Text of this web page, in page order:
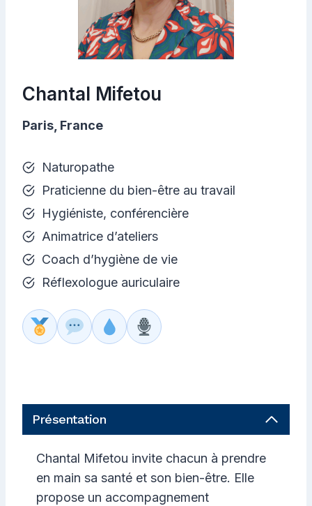
Chantal Mifetou
Paris, France
Naturopathe
Praticienne du bien-être au travail
Hygiéniste, conférencière
Animatrice d’ateliers
Coach d’hygiène de vie
Réflexologue auriculaire
Présentation
Chantal Mifetou invite chacun à prendre
en main sa santé et son bien-être. Elle
propose un accompagnement